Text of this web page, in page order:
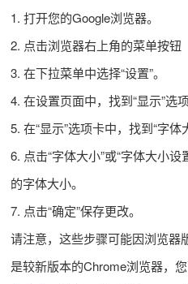
1. 打开您的Google浏览器。
2. 点击浏览器右上角的菜单按钮
3. 在下拉菜单中选择“设置”。
4. 在设置页面中，找到“显示”选项
5. 在“显示”选项卡中，找到“字体
6. 点击“字体大小”或“字体大小
的字体大小。
7. 点击“确定”保存更改。
请注意，这些步骤可能因浏览器
是较新版本的Chrome浏览器，